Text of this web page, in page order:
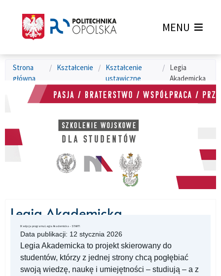
MENU
Strona
główna
/ Kształcenie / Kształcenie
ustawiczne
/ Legia
Akademicka
Legia Akademicka
IX edycja programu Legia Akademicka – START!
Data publikacji: 12 stycznia 2026
Legia Akademicka to projekt skierowany do
studentów, którzy z jednej strony chcą pogłębiać
swoją wiedzę, naukę i umiejętności – studiują – a z